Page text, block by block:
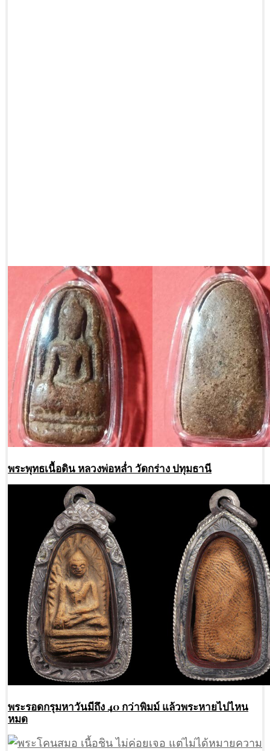
พระพุทธเนื้อดิน หลวงพ่อหล่ำ วัดกร่าง ปทุมธานี
พระรอดกรุมหาวันมีถึง 40 กว่าพิมม์ แล้วพระหายไปไหน
หมด